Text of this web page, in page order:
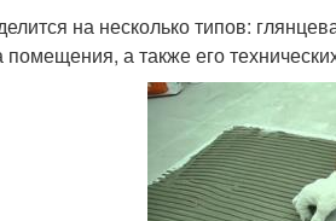
на несколько типов:
помещения, а также его